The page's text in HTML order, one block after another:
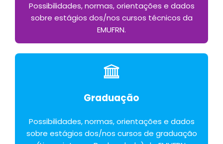
Possibilidades, normas, orientações e dados
sobre estágios dos/nos cursos técnicos da
EMUFRN.
Graduação
Possibilidades, normas, orientações e dados
sobre estágios dos/nos cursos de graduação